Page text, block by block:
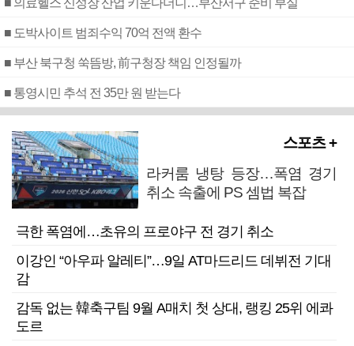
■ 의료헬스 신성장 산업 키운다더니…부산서구 준비 부실
■ 도박사이트 범죄수익 70억 전액 환수
■ 부산 북구청 쑥뜸방, 前구청장 책임 인정될까
■ 통영시민 추석 전 35만 원 받는다
스포츠 +
라커룸 냉탕 등장…폭염 경기
취소 속출에 PS 셈법 복잡
극한 폭염에…초유의 프로야구 전 경기 취소
이강인 “아우파 알레티”…9일 AT마드리드 데뷔전 기대
감
감독 없는 韓축구팀 9월 A매치 첫 상대, 랭킹 25위 에콰
도르